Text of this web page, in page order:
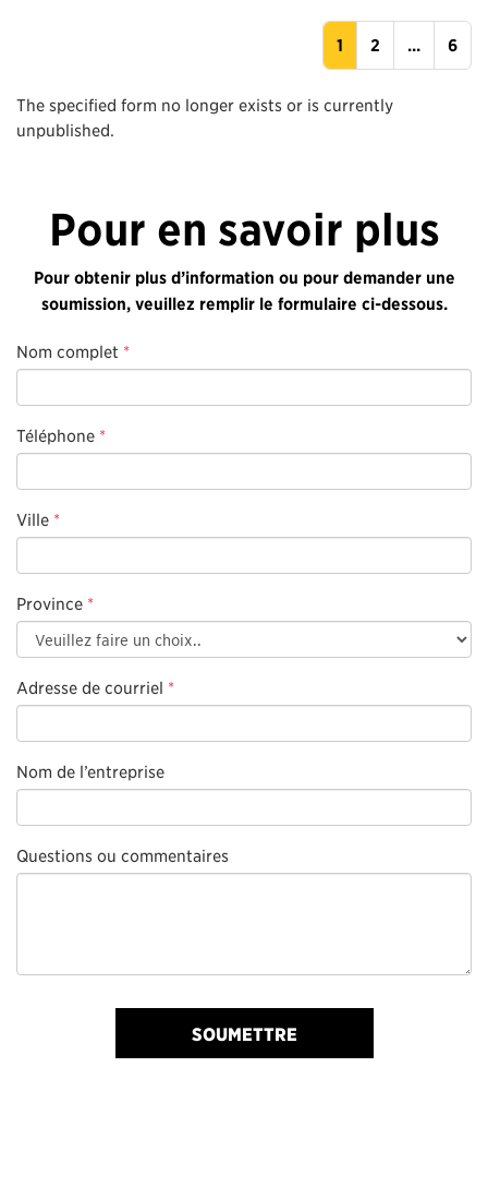
1 2 ... 6
The specified form no longer exists or is currently
unpublished.
Pour en savoir plus
Pour obtenir plus d’information ou pour demander une
soumission, veuillez remplir le formulaire ci-dessous.
Nom complet *
Téléphone *
Ville *
Province *
Adresse de courriel *
Nom de l’entreprise
Questions ou commentaires
SOUMETTRE